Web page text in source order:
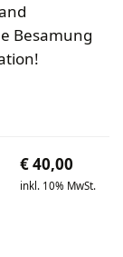
Besamung
€40,00
inkl. 10% MwSt.